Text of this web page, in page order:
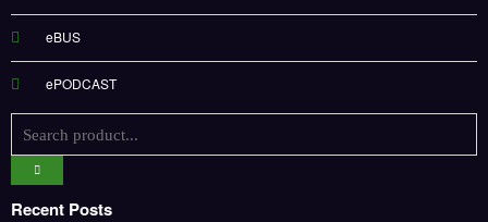
eBUS
ePODCAST
Recent Posts